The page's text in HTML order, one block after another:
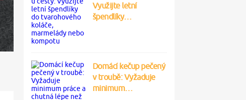
Využijte letní
špendlíky…
Domácí kečup pečený
v troubě: Vyžaduje
minimum…